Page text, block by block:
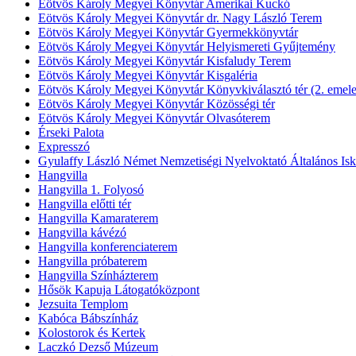
Eötvös Károly Megyei Könyvtár Amerikai Kuckó
Eötvös Károly Megyei Könyvtár dr. Nagy László Terem
Eötvös Károly Megyei Könyvtár Gyermekkönyvtár
Eötvös Károly Megyei Könyvtár Helyismereti Gyűjtemény
Eötvös Károly Megyei Könyvtár Kisfaludy Terem
Eötvös Károly Megyei Könyvtár Kisgaléria
Eötvös Károly Megyei Könyvtár Könyvkiválasztó tér (2.
Eötvös Károly Megyei Könyvtár Közösségi tér
Eötvös Károly Megyei Könyvtár Olvasóterem
Érseki Palota
Expresszó
Gyulaffy László Német Nemzetiségi Nyelvoktató Általános
Hangvilla
Hangvilla 1. Folyosó
Hangvilla előtti tér
Hangvilla Kamaraterem
Hangvilla kávézó
Hangvilla konferenciaterem
Hangvilla próbaterem
Hangvilla Színházterem
Hősök Kapuja Látogatóközpont
Jezsuita Templom
Kabóca Bábszínház
Kolostorok és Kertek
Laczkó Dezső Múzeum